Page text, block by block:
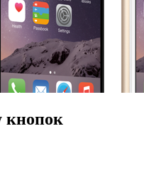
кнопок